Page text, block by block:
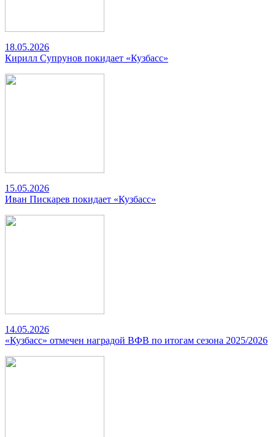
18.05.2026
Кирилл Супрунов покидает «Кузбасс»
15.05.2026
Иван Пискарев покидает «Кузбасс»
14.05.2026
«Кузбасс» отмечен наградой ВФВ по итогам сезона 2025/2026